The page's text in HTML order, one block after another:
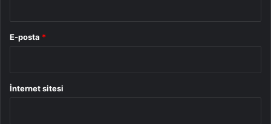
E-posta *
İnternet sitesi